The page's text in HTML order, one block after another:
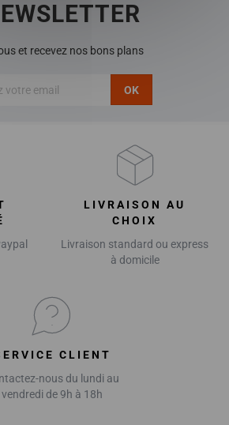
et recevez nos bons plans
OK
LIVRAISON AU
CHOIX
Livraison standard ou express
à domicile
CLIENT
nous du lundi au
vendredi de 9h à 18h